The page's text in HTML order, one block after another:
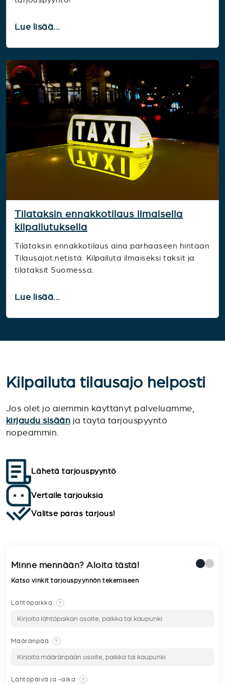
Lue lisää...
Tilataksin ennakkotilaus ilmaisella
kilpailutuksella
Tilataksin ennakkotilaus aina parhaaseen hintaan
Tilausajot.netistä. Kilpailuta ilmaiseksi taksit ja
tilataksit Suomessa.
Lue lisää...
Kilpailuta tilausajo helposti
Jos olet jo aiemmin käyttänyt palveluamme,
kirjaudu sisään ja täytä tarjouspyyntö
nopeammin.
Lähetä tarjouspyyntö
Vertaile tarjouksia
Valitse paras tarjous!
Minne mennään? Aloita tästä!
Katso vinkit tarjouspyynnön tekemiseen
Lähtöpaikka ?
Määränpää ?
Lähtöpäivä ja -aika ?